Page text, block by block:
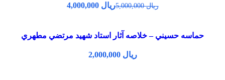
ریال5,000,000 ریال 4,000,000
حماسه حسيني – خلاصه آثار استاد شهيد مرتضي مطهري
ریال